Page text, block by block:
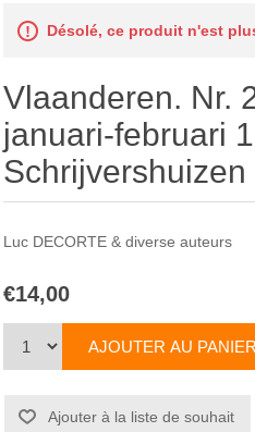
Désolé, ce produit n'est
Vlaanderen. Nr.
januari-februari
Schrijvershuizen
Luc DECORTE & diverse auteurs
€14,00